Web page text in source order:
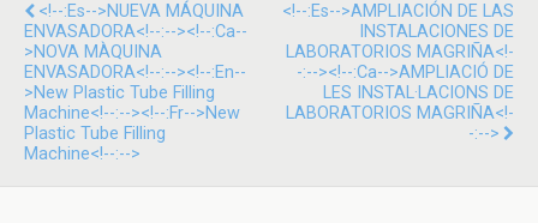
<!--:es-->NUEVA MÁQUINA
ENVASADORA<!--:--><!--:ca--
>NOVA MÀQUINA
ENVASADORA<!--:--><!--:en--
>New Plastic Tube Filling
Machine<!--:--><!--:fr-->New
Plastic Tube Filling
Machine<!--:-->
<!--:es-->AMPLIACIÓN DE LAS
INSTALACIONES DE
LABORATORIOS MAGRIÑA<!-
-:--><!--:ca-->AMPLIACIÓ DE
LES INSTAL·LACIONS DE
LABORATORIOS MAGRIÑA<!-
-:-->